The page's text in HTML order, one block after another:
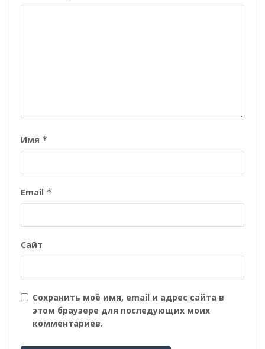
Имя *
Email *
Сайт
Сохранить моё имя, email и адрес сайта в
этом браузере для последующих моих
комментариев.